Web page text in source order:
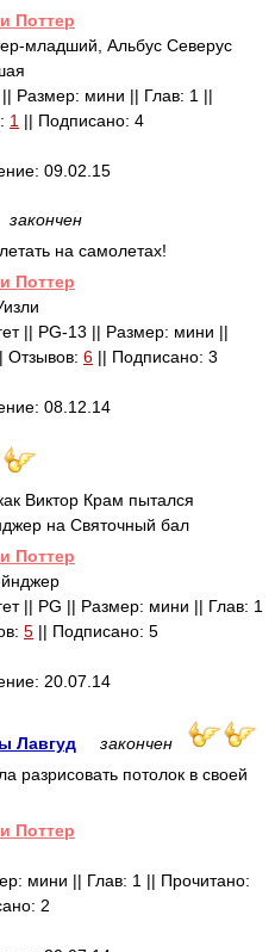
Поттер
младший, Альбус Северус
Размер: мини || Глав: 1 ||
1 || Подписано: 4
09.02.15
закончен
на самолетах!
Поттер
|| PG-13 || Размер: мини ||
Отзывов: 6 || Подписано: 3
08.12.14
Виктор Крам пытался
на Святочный бал
Поттер
|| PG || Размер: мини || Глав: 1
5 || Подписано: 5
20.07.14
Лавгуд
закончен
потолок в своей
Поттер
мини || Глав: 1 || Прочитано:
2